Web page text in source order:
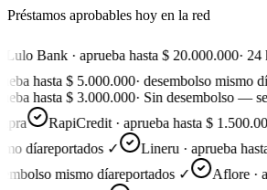
Préstamos aprobables hoy en la red
Lulo Bank · aprueba hasta $ 20.000.000·24 h
hasta $ 5.000.000·desembolso mismo
hasta $ 3.000.000·Sin desembolso — se
RapiCredit · aprueba hasta $
díareportados ✓ Lineru · aprueba
mismo díareportados ✓
Aflore ·